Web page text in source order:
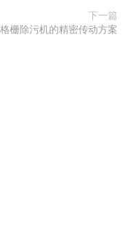
下一篇
栅除污机的精密传动方案